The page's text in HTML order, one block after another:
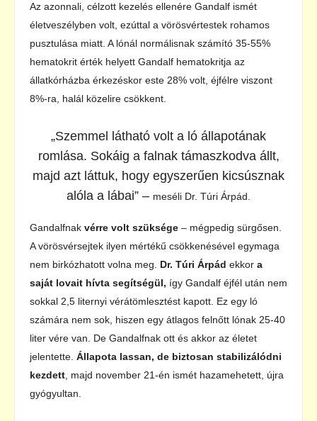
Az azonnali, célzott kezelés ellenére Gandalf ismét
életveszélyben volt, ezúttal a vörösvértestek rohamos
pusztulása miatt. A lónál normálisnak számító 35-55%
hematokrit érték helyett Gandalf hematokritja az
állatkórházba érkezéskor este 28% volt, éjfélre viszont
8%-ra, halál közelire csökkent.
„Szemmel látható volt a ló állapotának
romlása. Sokáig a falnak támaszkodva állt,
majd azt láttuk, hogy egyszerűen kicsúsznak
alóla a lábai” – meséli Dr. Túri Árpád.
Gandalfnak vérre volt szüksége – mégpedig sürgősen.
A vörösvérsejtek ilyen mértékű csökkenésével egymaga
nem birkózhatott volna meg.
Dr. Túri Árpád ekkor a
saját lovait hívta segítségül, így Gandalf éjfél után nem
sokkal 2,5 liternyi vérátömlesztést kapott. Ez egy ló
számára nem sok, hiszen egy átlagos felnőtt lónak 25-40
liter vére van. De Gandalfnak ott és akkor az életet
jelentette. Állapota lassan, de biztosan stabilizálódni
kezdett , majd november 21-én ismét hazamehetett, újra
gyógyultan.